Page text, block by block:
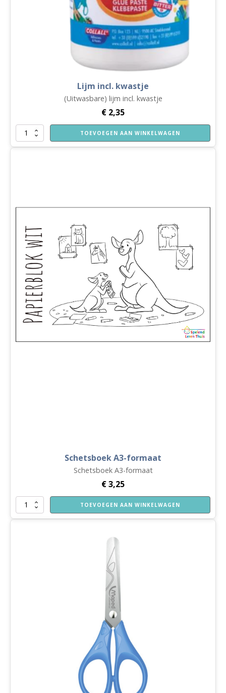
Lijm incl. kwastje
(Uitwasbare) lijm incl. kwastje
€ 2,35
Lijm
incl.
TOEVOEGEN AAN WINKELWAGEN
Schetsboek A3-formaat
Schetsboek A3-formaat
€3,25
Schetsboek
A3-
TOEVOEGEN AAN WINKELWAGEN